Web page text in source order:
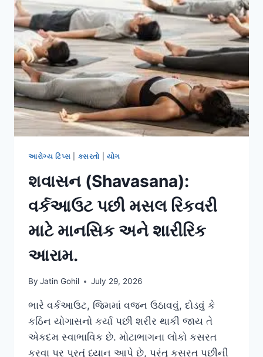
સાંધાઓમાં
‘લ્યુબ્રિકેશન’
લાવવાની
૫
મિનિટની
આરોગ્ય ટિપ્સ કસરતો યોગ
શવાસન (Shavasana):
વર્કઆઉટ પછી મસલ રિકવરી
માટે માનસિક અને શારીરિક
આરામ.
By Jatin Gohil July 29, 2026
ભારે વર્કઆઉટ, જિમમાં વજન ઉઠાવવું, દોડવું કે
કઠિન યોગાસનો કર્યા પછી શરીર થાકી જાય તે
એકદમ સ્વાભાવિક છે. મોટાભાગના લોકો કસરત
કરવા પર પૂરતું ધ્યાન આપે છે, પરંતુ કસરત પછીની